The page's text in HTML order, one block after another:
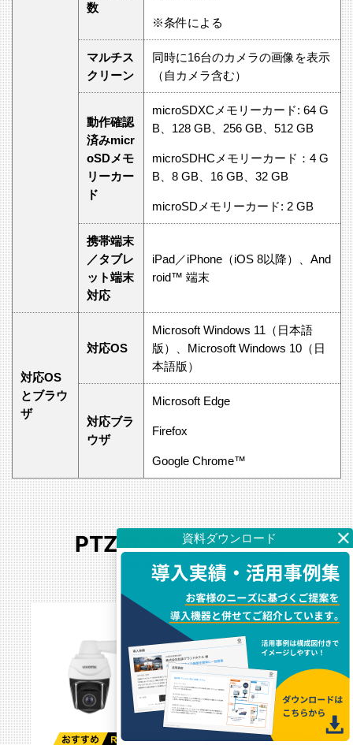
数
※条件による
マルチス
クリーン
同時に16台のカメラの画像を表示
（自カメラ含む）
動作確認
済みmicr
oSDメモ
リーカー
ド
microSDXCメモリーカード: 64 G
B、128 GB、256 GB、512 GB
microSDHCメモリーカード：4 G
B、8 GB、16 GB、32 GB
microSDメモリーカード: 2 GB
携帯端末
／タブレ
ット端末
対応
iPad／iPhone（iOS 8以降）、And
roid™ 端末
対応OS
とブラウ
ザ
対応OS
Microsoft Windows 11（日本語
版）、Microsoft Windows 10（日
本語版）
対応ブラ
ウザ
Microsoft Edge
Firefox
Google Chrome™
PTZカメラ 関連商品
RELATED PRODUCTS